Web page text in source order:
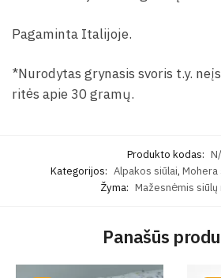
Pagaminta Italijoje.
*Nurodytas grynasis svoris t.y.
ritės apie 30 gramų.
Produkto kodas:
Kategorijos: Alpakos siūlai, Mohera
Žyma: Mažesnėmis
Panašūs